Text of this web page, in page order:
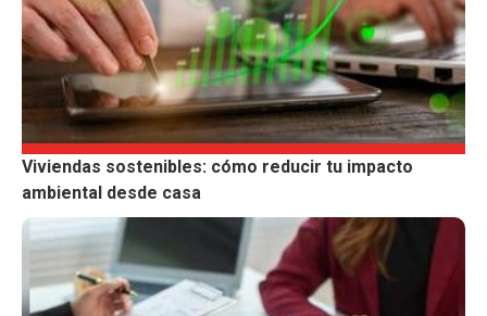
Viviendas sostenibles: cómo reducir tu impacto
ambiental desde casa